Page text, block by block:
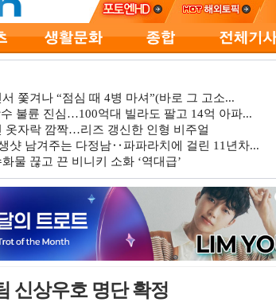
쫓겨나 “점심 때 4병 마셔”(바로 그 고소...
불륜 진심…100억대 빌라도 팔고 14억 아파...
옷자락 깜짝…리즈 갱신한 인형 비주얼
샷 남겨주는 다정남‥파파라치에 걸린 11년차...
물 끊고 끈 비니키 소화 ‘역대급’
신상우호 명단 확정